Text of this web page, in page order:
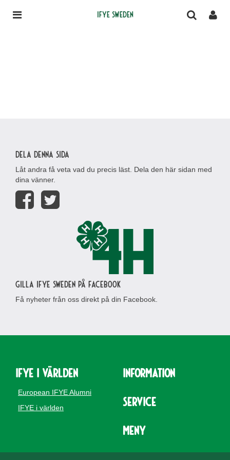
IFYE Sweden
Dela denna sida
Låt andra få veta vad du precis läst. Dela den här sidan med
dina vänner.
Gilla IFYE Sweden på Facebook
Få nyheter från oss direkt på din Facebook.
IFYE i världen
European IFYE Alumni
IFYE i världen
Information
Service
Meny